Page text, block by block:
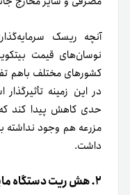
آنچه ریسک
نوسان‌های قیمت
کشورهای مختلف با‌هم
در این زمینه
حدی کاهش پیدا کند
مزرعه هم وجود نداشته
داشت.
۲. هش ریت دستگاه ماینینگ